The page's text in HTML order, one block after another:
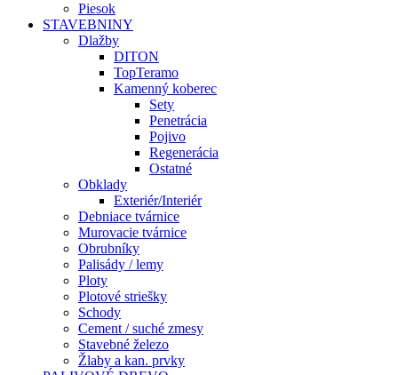
Piesok
STAVEBNINY
Dlažby
DITON
TopTeramo
Kamenný koberec
Sety
Penetrácia
Pojivo
Regenerácia
Ostatné
Obklady
Exteriér/Interiér
Debniace tvárnice
Murovacie tvárnice
Obrubníky
Palisády / lemy
Ploty
Plotové striešky
Schody
Cement / suché zmesy
Stavebné železo
Žlaby a kan. prvky